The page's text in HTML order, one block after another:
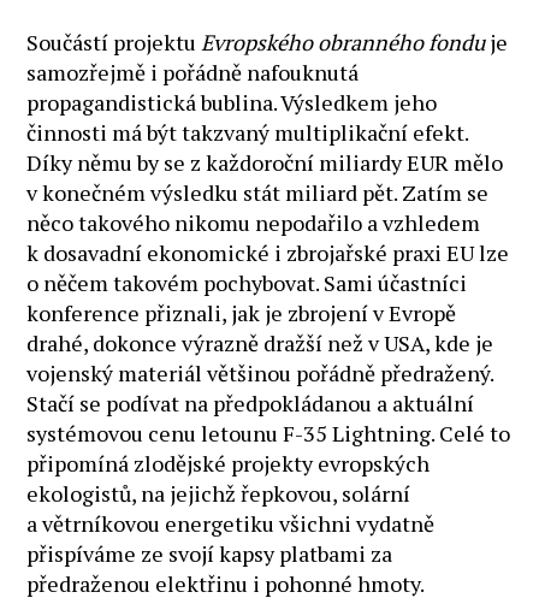
Součástí projektu Evropského obranného fonduje
samozřejmě i pořádně nafouknutá
propagandistická bublina. Výsledkem jeho
činnosti má být takzvaný multiplikační efekt.
Díky němu by se z každoroční miliardy EUR mělo
v konečném výsledku stát miliard pět. Zatím se
něco takového nikomu nepodařilo a vzhledem
k dosavadní ekonomické i zbrojařské praxi EU lze
o něčem takovém pochybovat. Sami účastníci
konference přiznali, jak je zbrojení v Evropě
drahé, dokonce výrazně dražší než v USA, kde je
vojenský materiál většinou pořádně předražený.
Stačí se podívat na předpokládanou a aktuální
systémovou cenu letounu F-35 Lightning. Celé to
připomíná zlodějské projekty evropských
ekologistů, na jejichž řepkovou, solární
a větrníkovou energetiku všichni vydatně
přispíváme ze svojí kapsy platbami za
předraženou elektřinu i pohonné hmoty.